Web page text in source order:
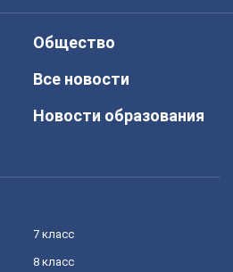
Общество
Все новости
Новости образования
7 класс
8 класс